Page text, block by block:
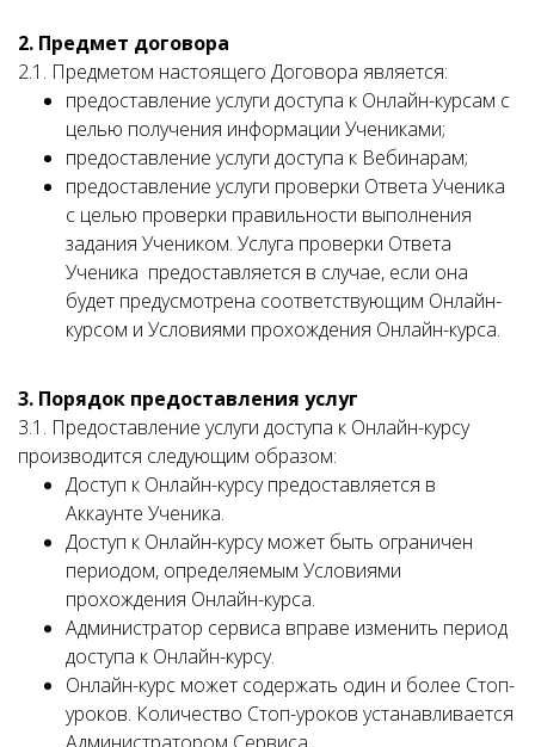
2. Предмет договора
2.1. Предметом настоящего Договора является:
предоставление услуги доступа к Онлайн-курсам с
целью получения информации Учениками;
предоставление услуги доступа к Вебинарам;
предоставление услуги проверки Ответа Ученика
с целью проверки правильности выполнения
задания Учеником. Услуга проверки Ответа
Ученика предоставляется в случае, если она
будет предусмотрена соответствующим Онлайн-
курсом и Условиями прохождения Онлайн-курса.
3. Порядок предоставления услуг
3.1. Предоставление услуги доступа к Онлайн-курсу
производится следующим образом:
Доступ к Онлайн-курсу предоставляется в
Аккаунте Ученика.
Доступ к Онлайн-курсу может быть ограничен
периодом, определяемым Условиями
прохождения Онлайн-курса.
Администратор сервиса вправе изменить период
доступа к Онлайн-курсу.
Онлайн-курс может содержать один и более Стоп-
уроков. Количество Стоп-уроков устанавливается